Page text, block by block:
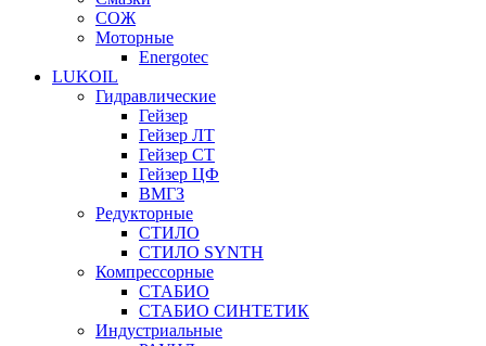
СОЖ
Моторные
Energotec
LUKOIL
Гидравлические
Гейзер
Гейзер ЛТ
Гейзер СТ
Гейзер ЦФ
ВМГЗ
Редукторные
СТИЛО
СТИЛО SYNTH
Компрессорные
СТАБИО
СТАБИО СИНТЕТИК
Индустриальные